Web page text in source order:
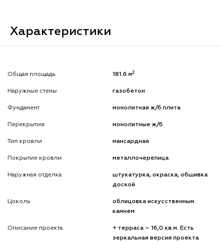
Характеристики
Общая площадь 181.6 м2
Наружные стены газобетон
Фундамент монолитная ж/б плита
Перекрытия монолитные ж/б
Тип кровли мансардная
Покрытие кровли металлочерепица
Наружная отделка
штукатурка, окраска, обшивка
доской
Цоколь
облицовка искусственным
камнем
Описание проекта
+ терраса – 16,0 кв.м. Есть
зеркальная версия проекта